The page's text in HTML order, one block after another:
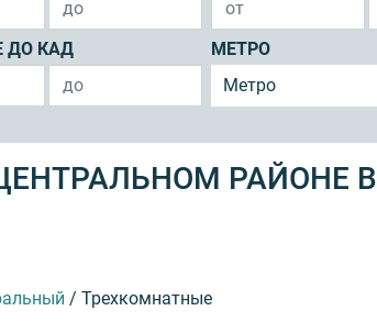
ДО КАД
МЕТРО
Метро
РАЙОНЕ
/ Трехкомнатные